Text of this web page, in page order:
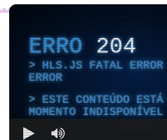
ERRO204
HLS.JS FATAL ERROR
ERROR
ESTE CONTEÚDO
MOMENTO INDISPONÍVEL